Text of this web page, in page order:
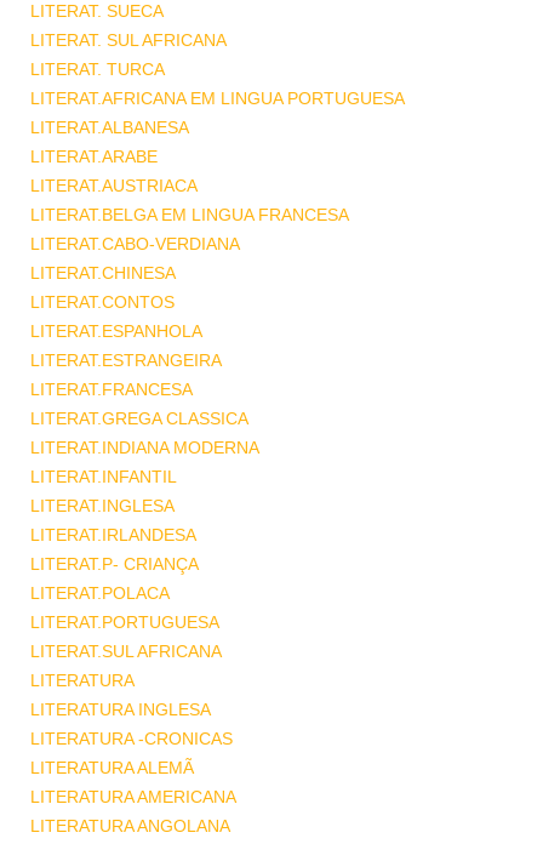
LITERAT. SUECA
LITERAT. SUL AFRICANA
LITERAT. TURCA
LITERAT.AFRICANA EM LINGUA PORTUGUESA
LITERAT.ALBANESA
LITERAT.ARABE
LITERAT.AUSTRIACA
LITERAT.BELGA EM LINGUA FRANCESA
LITERAT.CABO-VERDIANA
LITERAT.CHINESA
LITERAT.CONTOS
LITERAT.ESPANHOLA
LITERAT.ESTRANGEIRA
LITERAT.FRANCESA
LITERAT.GREGA CLASSICA
LITERAT.INDIANA MODERNA
LITERAT.INFANTIL
LITERAT.INGLESA
LITERAT.IRLANDESA
LITERAT.P- CRIANÇA
LITERAT.POLACA
LITERAT.PORTUGUESA
LITERAT.SUL AFRICANA
LITERATURA
LITERATURA INGLESA
LITERATURA -CRONICAS
LITERATURA ALEMÃ
LITERATURA AMERICANA
LITERATURA ANGOLANA